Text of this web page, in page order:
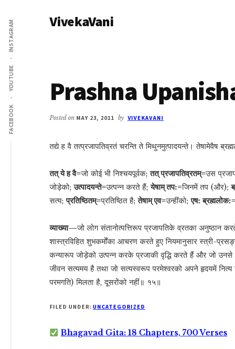
main
content
primary
sidebar
Additional
menu
FACEBOOK
YOUTUBE
INSTAGRAM VivekaVani
Prashna
Posted on MAY 23, 2011 by VIVEKAVANI
तद्ये ह वै तत्प्रजापतिव्रतं चरन्ति ते मिथुनमुत्पादयन्ते। तेषामेवैष
तत् ये ह वै=जो कोई भी निश्चयपूर्वक;तत् प्रजापतिव्रतम्=उस
जोड़ेको;उत्पादयन्ते=उत्पन्न करते हैं;येषाम् तप:=जिनमें तप (और);
सत्य;प्रतिष्ठितम्=प्रतिष्ठित है;तेषाम् एव=उन्हींको;एष:
व्याख्या—जो लोग संतानोत्पत्तिरूप प्रजापतिके व्रतका अनुष्ठान
शास्त्रविहित शुभकर्मोंका आचरण करते हुए नियमानुसार स्त्री-
कन्यारूप जोड़ेको उत्पन्न करके प्रजाकी वृद्धि करते हैं और जो उनसे
जीवन सत्यमय है तथा जो सत्यस्वरूप परमेश्वरको अपने हृदयमें
परमगति) मिलता है, दूसरोंको नहीं॥ १५॥
FILED UNDER: UNCATEGORIZED
Bhagavad Gita: 18 Chapters, 700 Verses